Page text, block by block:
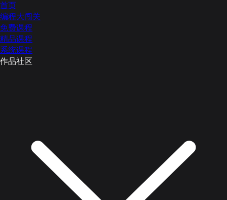
首页
编程大闯关
免费课程
精品课程
系统课程
作品社区